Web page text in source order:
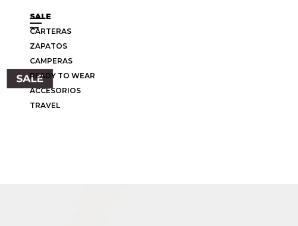
SALE
CARTERAS
ZAPATOS
CAMPERAS
READY TO WEAR
ACCESORIOS
TRAVEL